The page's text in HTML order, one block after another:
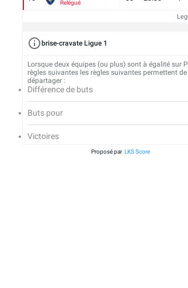
16/04/2026
Relégué
brise-cravate Ligue 1
Lorsque deux équipes (ou plus) sont à égalité sur
règles suivantes les règles suivantes permettent de
départager :
Différence de buts
Buts pour
Victoires
Proposé par LKS Score